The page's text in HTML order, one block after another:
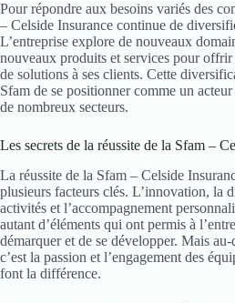
Pour répondre aux besoins variés des
– Celside Insurance continue de
L’entreprise explore de nouveaux
nouveaux produits et services pour
de solutions à ses clients. Cette
Sfam de se positionner comme un
de nombreux secteurs.
Les secrets de la réussite de la Sfam –
La réussite de la Sfam – Celside
plusieurs facteurs clés. L’innovation, la
activités et l’accompagnement
autant d’éléments qui ont permis à
démarquer et de se développer. Mais au-
c’est la passion et l’engagement des
font la différence.